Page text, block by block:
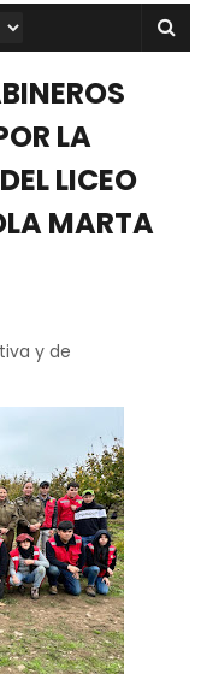
LA
LICEO
MARTA
y de